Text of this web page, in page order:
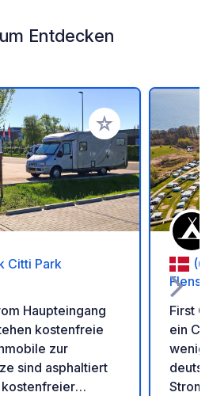
Entdecken
Zu Ihren Favoriten
Citti Park
Haupteingang
kostenfreie
zur
sind asphaltiert
First
ein